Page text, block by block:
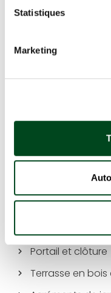
Statistiques
Marketing
Conception de
Élagage /
Entretien
Portail et clôture
Terrasse en